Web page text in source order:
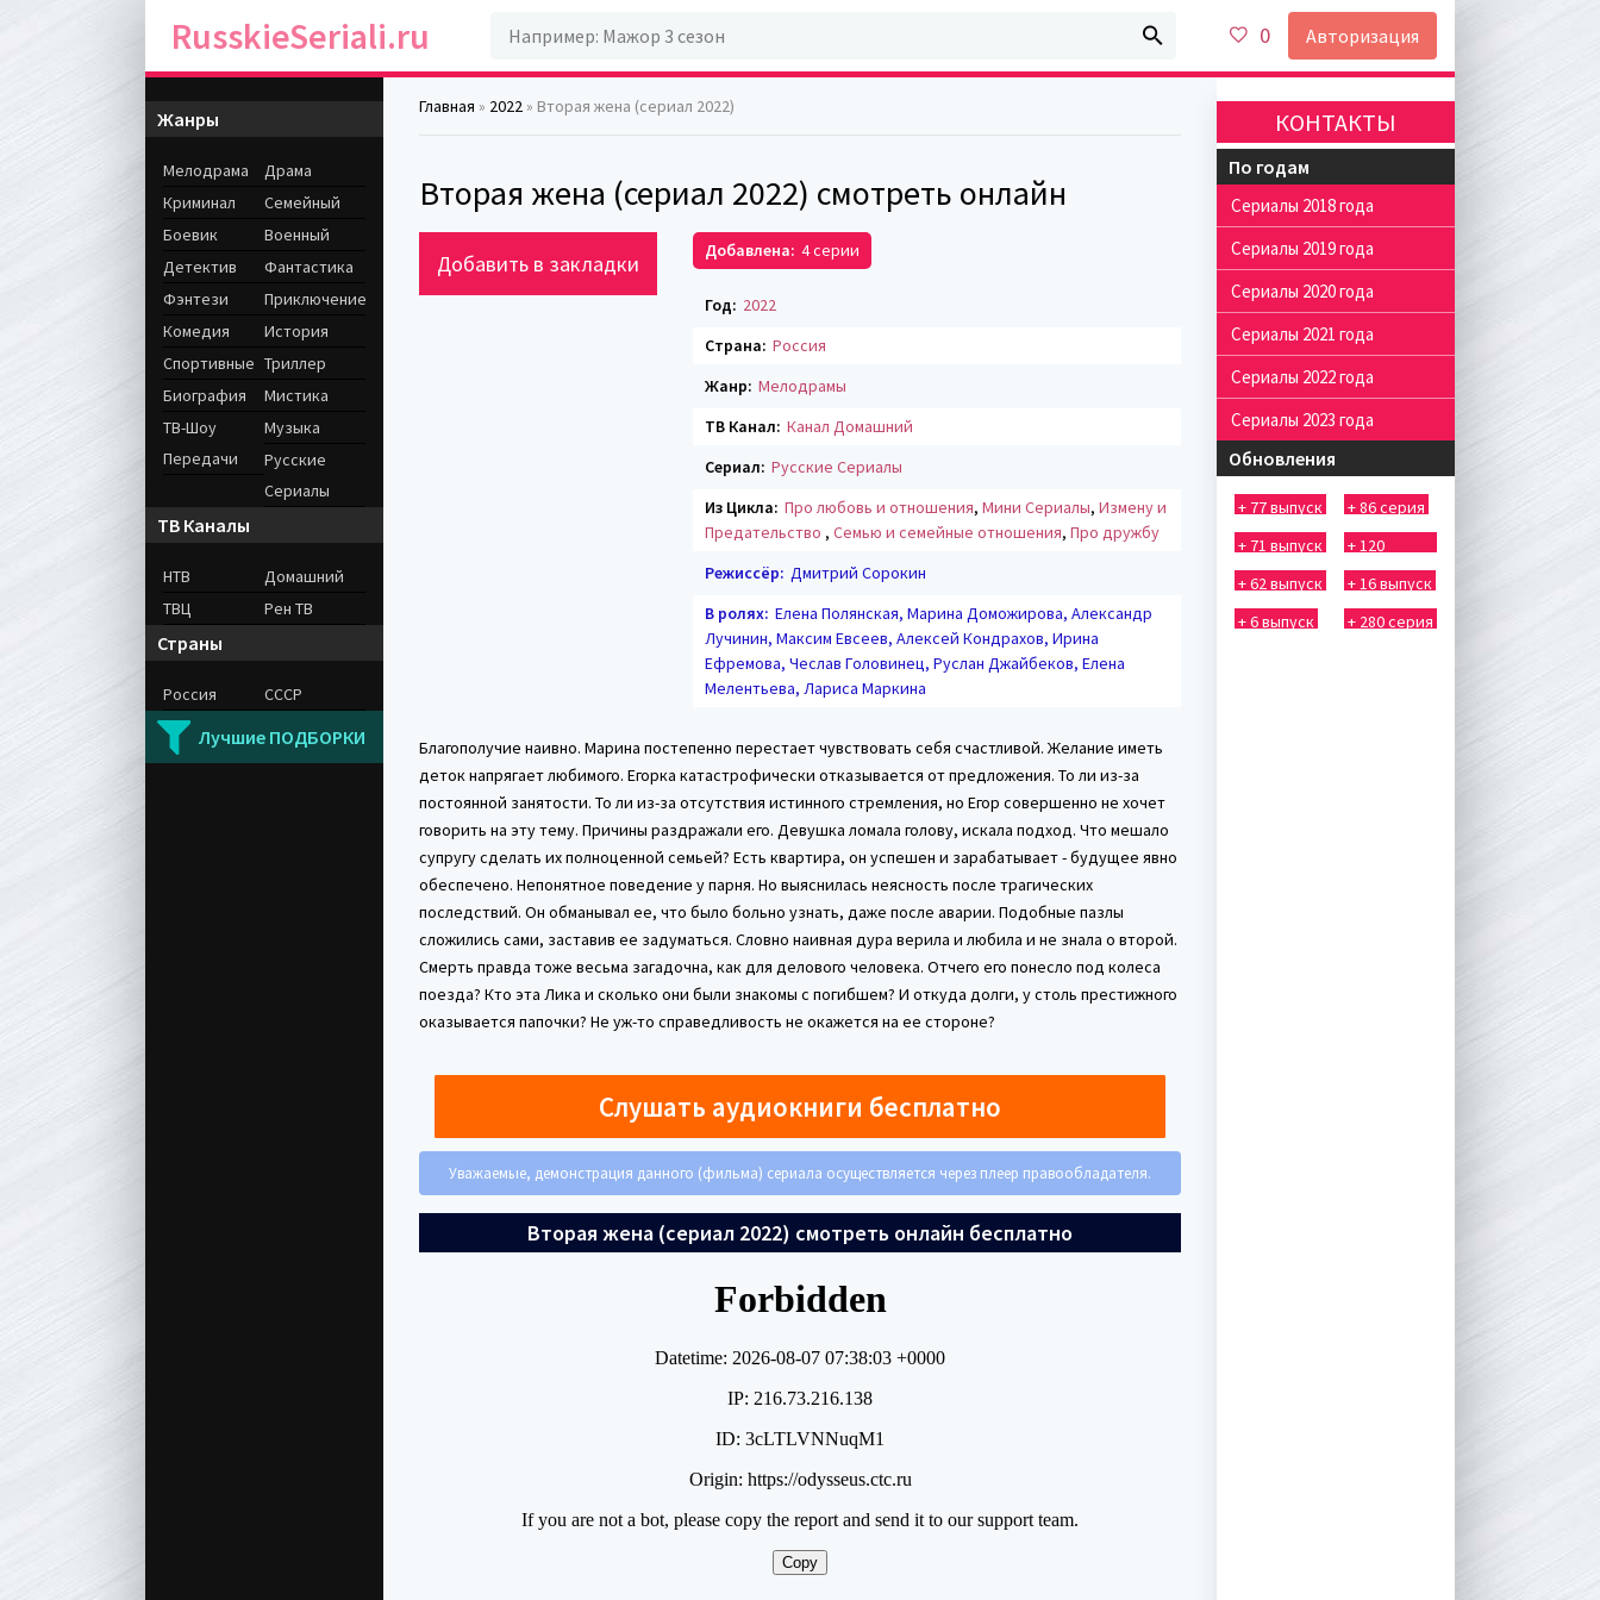
RusskieSeriali.ru 0 Авторизация
Главная » 2022 » Вторая жена (сериал 2022)
Вторая жена (сериал 2022) смотреть онлайн
Добавить в закладки Добавлена: 4 серии
Год: 2022
Страна: Россия
Жанр: Мелодрамы
ТВ Канал: Канал Домашний
Сериал: Русские Сериалы
Из Цикла: Про любовь и отношения, Мини Сериалы, Измену и
Предательство , Семью и семейные отношения, Про дружбу
Режиссёр: Дмитрий Сорокин
В ролях: Елена Полянская, Марина Доможирова, Александр
Лучинин, Максим Евсеев, Алексей Кондрахов, Ирина
Ефремова, Чеслав Головинец, Руслан Джайбеков, Елена
Мелентьева, Лариса Маркина
Благополучие наивно. Марина постепенно перестает чувствовать себя счастливой. Желание иметь
деток напрягает любимого. Егорка катастрофически отказывается от предложения. То ли из-за
постоянной занятости. То ли из-за отсутствия истинного стремления, но Егор совершенно не хочет
говорить на эту тему. Причины раздражали его. Девушка ломала голову, искала подход. Что мешало
супругу сделать их полноценной семьей? Есть квартира, он успешен и зарабатывает - будущее явно
обеспечено. Непонятное поведение у парня. Но выяснилась неясность после трагических
последствий. Он обманывал ее, что было больно узнать, даже после аварии. Подобные пазлы
сложились сами, заставив ее задуматься. Словно наивная дура верила и любила и не знала о второй.
Смерть правда тоже весьма загадочна, как для делового человека. Отчего его понесло под колеса
поезда? Кто эта Лика и сколько они были знакомы с погибшем? И откуда долги, у столь престижного
оказывается папочки? Не уж-то справедливость не окажется на ее стороне?
Слушать аудиокниги бесплатно
Уважаемые, демонстрация данного (фильма) сериала осуществляется через плеер правообладателя.
Вторая жена (сериал 2022) смотреть онлайн бесплатно
Жанры
Мелодрама
Драма
Криминал
Семейный
Боевик
Военный
Детектив
Фантастика
Фэнтези
Приключение
Комедия
История
Спортивные Триллер
Биография
Мистика
ТВ-Шоу
Передачи
Музыка
Русские
Сериалы
ТВ Каналы
НТВ
Домашний
ТВЦ
Рен ТВ
Страны
Россия СССР
Лучшие ПОДБОРКИ
КОНТАКТЫ
По годам
Сериалы 2018 года
Сериалы 2019 года
Сериалы 2020 года
Сериалы 2021 года
Сериалы 2022 года
Сериалы 2023 года
Обновления
+ 77 выпуск
+ 86 серия
+ 71 выпуск
+ 120
выпуск
+ 62 выпуск
+ 16 выпуск
+ 6 выпуск
+ 280 серия